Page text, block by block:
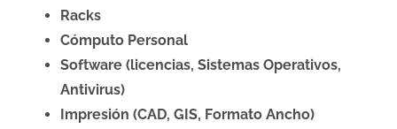
Racks
Cómputo Personal
Software (licencias, Sistemas Operativos,
Antivirus)
Impresión (CAD, GIS, Formato Ancho)